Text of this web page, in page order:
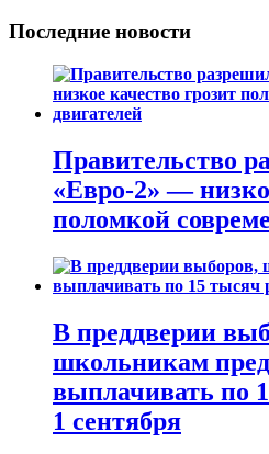
Последние новости
Правительство
«Евро-2» —
поломкой
В преддверии
школьникам
выплачивать по
1 сентября